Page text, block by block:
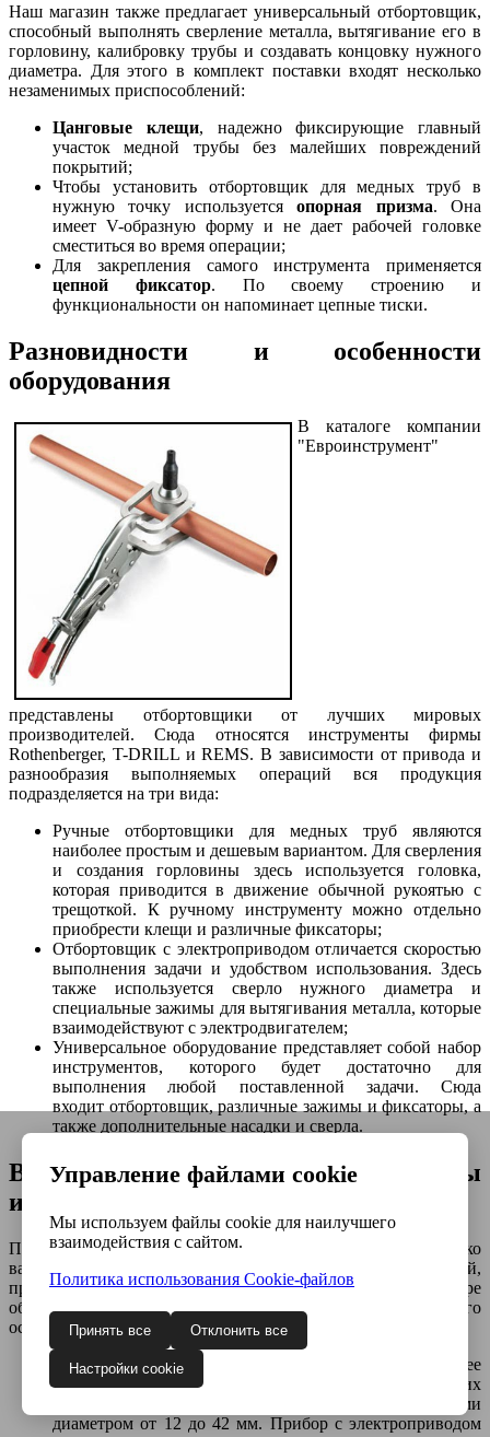
Управление файлами cookie
Мы используем файлы cookie для наилучшего
взаимодействия с сайтом.
Политика использования Сookie-файлов
Принять все Отклонить все
Настройки cookie
Наш магазин также предлагает универсальный отбортовщик,
способный выполнять сверление металла, вытягивание его в
горловину, калибровку трубы и создавать концовку нужного
диаметра. Для этого в комплект поставки входят несколько
незаменимых приспособлений:
Цанговые клещи, надежно фиксирующие главный
участок медной трубы без малейших повреждений
покрытий;
Чтобы установить отбортовщик для медных труб в
нужную точку используетсяопорная призма. Она
имеет V-образную форму и не дает рабочей головке
сместиться во время операции;
Для закрепления самого инструмента применяется
цепной фиксатор. По своему строению и
функциональности он напоминает цепные тиски.
Разновидности и особенности
оборудования
В каталоге компании
"Евроинструмент"
представлены отбортовщики от лучших мировых
производителей. Сюда относятся инструменты фирмы
Rothenberger, T-DRILL и REMS. В зависимости от привода и
разнообразия выполняемых операций вся продукция
подразделяется на три вида:
Ручные отбортовщики для медных труб являются
наиболее простым и дешевым вариантом. Для сверления
и создания горловины здесь используется головка,
которая приводится в движение обычной рукоятью с
трещоткой. К ручному инструменту можно отдельно
приобрести клещи и различные фиксаторы;
Отбортовщик с электроприводом отличается скоростью
выполнения задачи и удобством использования. Здесь
также используется сверло нужного диаметра и
специальные зажимы для вытягивания металла, которые
взаимодействуют с электродвигателем;
Универсальное оборудование представляет собой набор
инструментов, которого будет достаточно для
выполнения любой поставленной задачи. Сюда
входит отбортовщик, различные зажимы и фиксаторы, а
также дополнительные насадки и сверла.
Выбор и технические параметры
инструмента
При покупке отбортовщика следует учитывать несколько
важных критериев, которые помогут приобрести надежный,
производительный и долговечный инструмент. При выборе
оборудования рекомендуется обратить внимание на его
особенности и технические характеристики:
Тип привода. Ручной инструмент будет наиболее
подходящим при редком использовании в домашних
целях. Такой отбортовщик способен работать с трубами
диаметром от 12 до 42 мм. Прибор с электроприводом